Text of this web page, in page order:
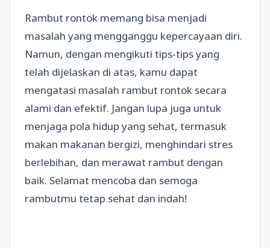
Rambut rontok memang bisa menjadi
masalah yang mengganggu kepercayaan diri.
Namun, dengan mengikuti tips-tips yang
telah dijelaskan di atas, kamu dapat
mengatasi masalah rambut rontok secara
alami dan efektif. Jangan lupa juga untuk
menjaga pola hidup yang sehat, termasuk
makan makanan bergizi, menghindari stres
berlebihan, dan merawat rambut dengan
baik. Selamat mencoba dan semoga
rambutmu tetap sehat dan indah!